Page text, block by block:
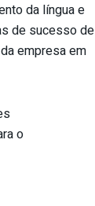
da língua e
de sucesso de
empresa em
o